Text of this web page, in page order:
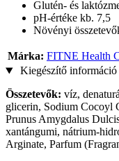
Glutén- és
pH-értéke kb. 7,5
Növényi
Márka: FITNE Health
Kiegészítő információ
Összetevők: víz,
glicerin, Sodium Cocoyl
Prunus Amygdalus
xantángumi, nátrium-
Arginate, Parfum